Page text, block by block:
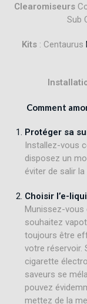
Clearomiseurs
Sub
Kits: Centaurus
Comment
Protéger sa
Installez-vous
disposez un
éviter de salir la
Choisir l’e-
Munissez-vous
souhaitez
toujours être
votre réservoir.
cigarette
saveurs se
pouvez
mettez de la